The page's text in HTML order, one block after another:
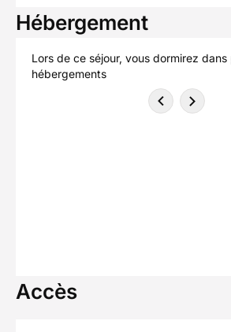
Hébergement
Lors de ce séjour, vous dormirez dans
hébergements
Accès